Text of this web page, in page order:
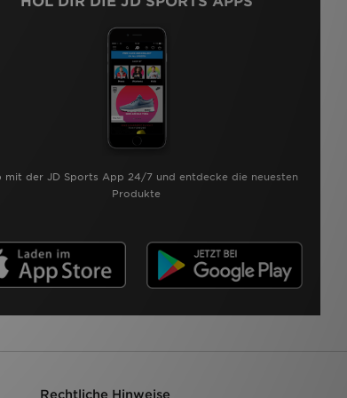
mit der JD Sports App 24/7 und entdecke die neuesten
Produkte
Rechtliche Hinweise